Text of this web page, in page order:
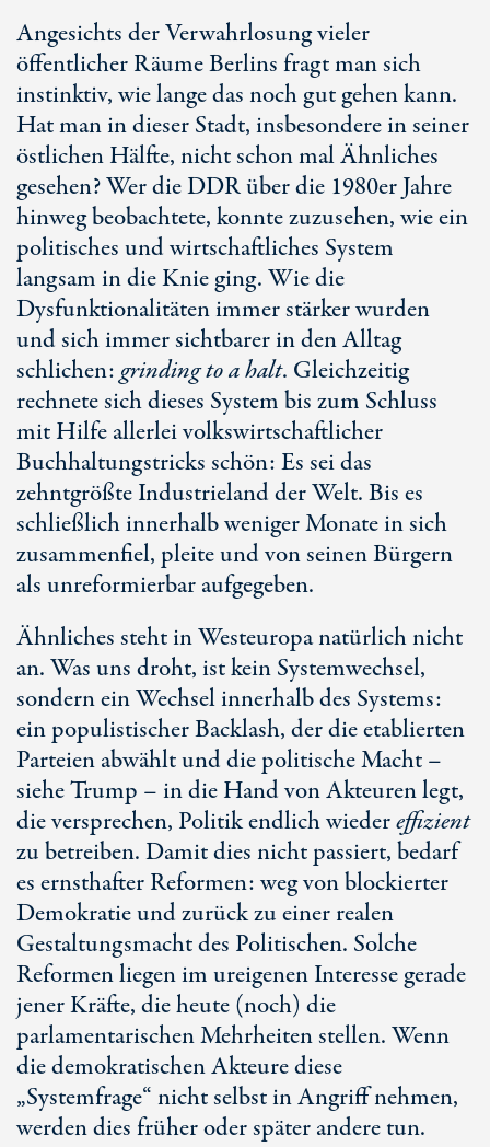
Angesichts der Verwahrlosung vieler
öffentlicher Räume Berlins fragt man sich
instinktiv, wie lange das noch gut gehen kann.
Hat man in dieser Stadt, insbesondere in seiner
östlichen Hälfte, nicht schon mal Ähnliches
gesehen? Wer die DDR über die 1980er Jahre
hinweg beobachtete, konnte zuzusehen, wie ein
politisches und wirtschaftliches System
langsam in die Knie ging. Wie die
Dysfunktionalitäten immer stärker wurden
und sich immer sichtbarer in den Alltag
schlichen:grinding to a halt. Gleichzeitig
rechnete sich dieses System bis zum Schluss
mit Hilfe allerlei volkswirtschaftlicher
Buchhaltungstricks schön: Es sei das
zehntgrößte Industrieland der Welt. Bis es
schließlich innerhalb weniger Monate in sich
zusammenfiel, pleite und von seinen Bürgern
als unreformierbar aufgegeben.
Ähnliches steht in Westeuropa natürlich nicht
an. Was uns droht, ist kein Systemwechsel,
sondern ein Wechsel innerhalb des Systems:
ein populistischer Backlash, der die etablierten
Parteien abwählt und die politische Macht –
siehe Trump – in die Hand von Akteuren legt,
die versprechen, Politik endlich wiedereffizient
zu betreiben. Damit dies nicht passiert, bedarf
es ernsthafter Reformen: weg von blockierter
Demokratie und zurück zu einer realen
Gestaltungsmacht des Politischen. Solche
Reformen liegen im ureigenen Interesse gerade
jener Kräfte, die heute (noch) die
parlamentarischen Mehrheiten stellen. Wenn
die demokratischen Akteure diese
„Systemfrage“ nicht selbst in Angriff nehmen,
werden dies früher oder später andere tun.